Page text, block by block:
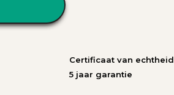
Certificaat van echtheid
5 jaar garantie